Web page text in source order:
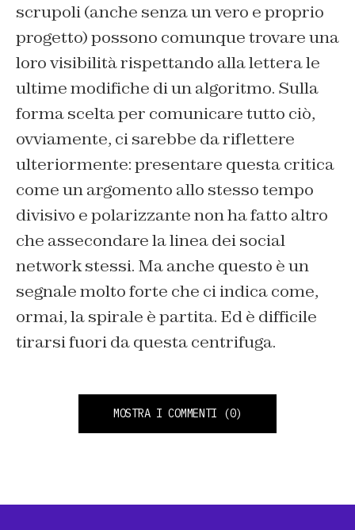
scrupoli (anche senza un vero e proprio
progetto) possono comunque trovare una
loro visibilità rispettando alla lettera le
ultime modifiche di un algoritmo. Sulla
forma scelta per comunicare tutto ciò,
ovviamente, ci sarebbe da riflettere
ulteriormente: presentare questa critica
come un argomento allo stesso tempo
divisivo e polarizzante non ha fatto altro
che assecondare la linea dei social
network stessi. Ma anche questo è un
segnale molto forte che ci indica come,
ormai, la spirale è partita. Ed è difficile
tirarsi fuori da questa centrifuga.
MOSTRA I COMMENTI (0)